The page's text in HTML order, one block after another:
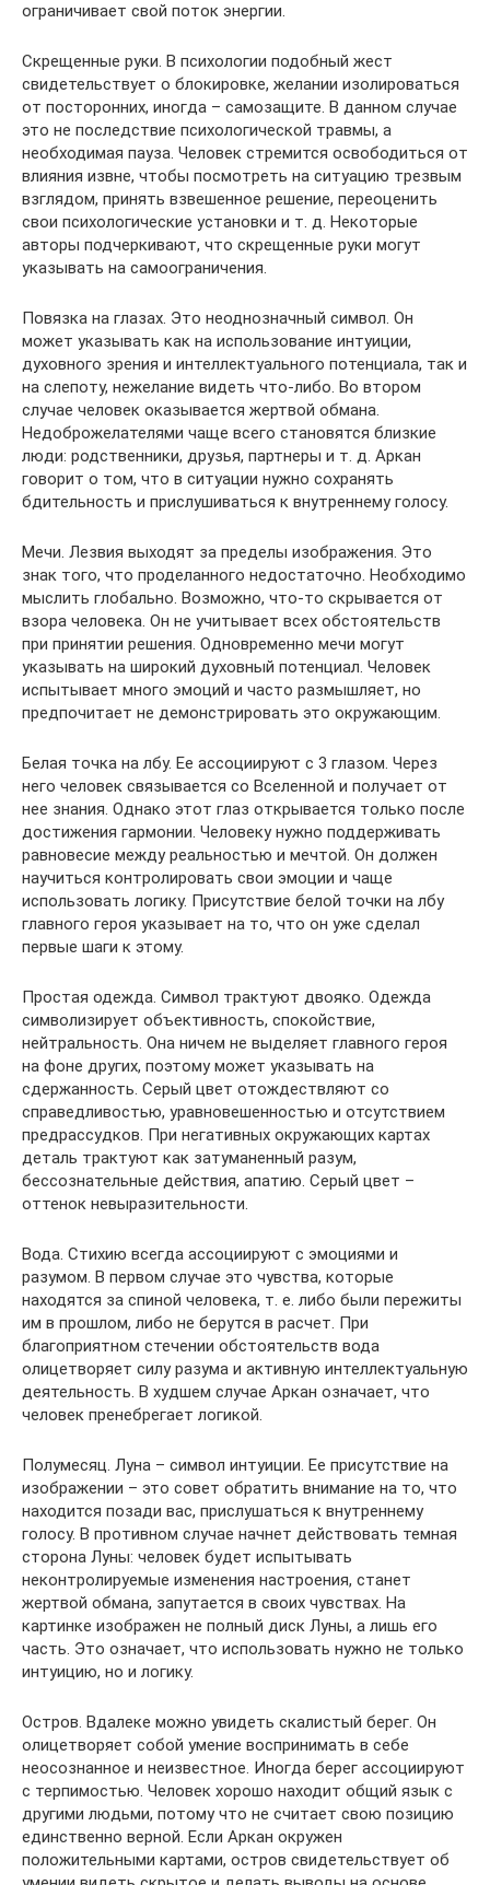
ограничивает свой поток энергии.
Скрещенные руки. В психологии подобный жест
свидетельствует о блокировке, желании изолироваться
от посторонних, иногда – самозащите. В данном случае
это не последствие психологической травмы, а
необходимая пауза. Человек стремится освободиться от
влияния извне, чтобы посмотреть на ситуацию трезвым
взглядом, принять взвешенное решение, переоценить
свои психологические установки и т. д. Некоторые
авторы подчеркивают, что скрещенные руки могут
указывать на самоограничения.
Повязка на глазах. Это неоднозначный символ. Он
может указывать как на использование интуиции,
духовного зрения и интеллектуального потенциала, так и
на слепоту, нежелание видеть что-либо. Во втором
случае человек оказывается жертвой обмана.
Недоброжелателями чаще всего становятся близкие
люди: родственники, друзья, партнеры и т. д. Аркан
говорит о том, что в ситуации нужно сохранять
бдительность и прислушиваться к внутреннему голосу.
Мечи. Лезвия выходят за пределы изображения. Это
знак того, что проделанного недостаточно. Необходимо
мыслить глобально. Возможно, что-то скрывается от
взора человека. Он не учитывает всех обстоятельств
при принятии решения. Одновременно мечи могут
указывать на широкий духовный потенциал. Человек
испытывает много эмоций и часто размышляет, но
предпочитает не демонстрировать это окружающим.
Белая точка на лбу. Ее ассоциируют с 3 глазом. Через
него человек связывается со Вселенной и получает от
нее знания. Однако этот глаз открывается только после
достижения гармонии. Человеку нужно поддерживать
равновесие между реальностью и мечтой. Он должен
научиться контролировать свои эмоции и чаще
использовать логику. Присутствие белой точки на лбу
главного героя указывает на то, что он уже сделал
первые шаги к этому.
Простая одежда. Символ трактуют двояко. Одежда
символизирует объективность, спокойствие,
нейтральность. Она ничем не выделяет главного героя
на фоне других, поэтому может указывать на
сдержанность. Серый цвет отождествляют со
справедливостью, уравновешенностью и отсутствием
предрассудков. При негативных окружающих картах
деталь трактуют как затуманенный разум,
бессознательные действия, апатию. Серый цвет –
оттенок невыразительности.
Вода. Стихию всегда ассоциируют с эмоциями и
разумом. В первом случае это чувства, которые
находятся за спиной человека, т. е. либо были пережиты
им в прошлом, либо не берутся в расчет. При
благоприятном стечении обстоятельств вода
олицетворяет силу разума и активную интеллектуальную
деятельность. В худшем случае Аркан означает, что
человек пренебрегает логикой.
Полумесяц. Луна – символ интуиции. Ее присутствие на
изображении – это совет обратить внимание на то, что
находится позади вас, прислушаться к внутреннему
голосу. В противном случае начнет действовать темная
сторона Луны: человек будет испытывать
неконтролируемые изменения настроения, станет
жертвой обмана, запутается в своих чувствах. На
картинке изображен не полный диск Луны, а лишь его
часть. Это означает, что использовать нужно не только
интуицию, но и логику.
Остров. Вдалеке можно увидеть скалистый берег. Он
олицетворяет собой умение воспринимать в себе
неосознанное и неизвестное. Иногда берег ассоциируют
с терпимостью. Человек хорошо находит общий язык с
другими людьми, потому что не считает свою позицию
единственно верной. Если Аркан окружен
положительными картами, остров свидетельствует об